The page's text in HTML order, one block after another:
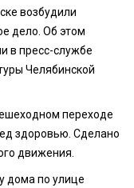
возбудили
дело. Об этом
в пресс-службе
Челябинской
переходе
здоровью. Сделано
движения.
дома по улице